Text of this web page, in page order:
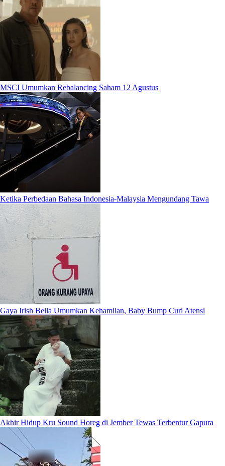
MSCI Umumkan Rebalancing Saham 12 Agustus
Ketika Perbedaan Bahasa Indonesia-Malaysia Mengundang Tawa
Gaya Irish Bella Umumkan Kehamilan, Baby Bump Curi Atensi
Akhir Hidup Kru Sound Horeg di Jember Tewas Terbentur Gapura